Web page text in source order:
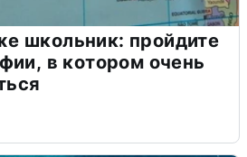
школьник: пройдите
в котором очень